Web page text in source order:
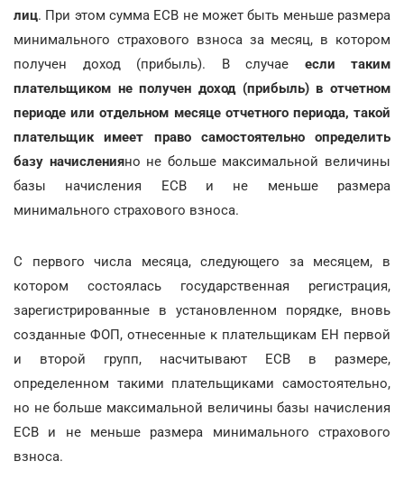
лиц. При этом сумма ЕCВ не может быть меньше размера
минимального страхового взноса за месяц, в котором
получен доход (прибыль). В случае если таким
плательщиком не получен доход (прибыль) в отчетном
периоде или отдельном месяце отчетного периода, такой
плательщик имеет право самостоятельно определить
базу начисленияно не больше максимальной величины
базы начисления ЕCВ и не меньше размера
минимального страхового взноса.
С первого числа месяца, следующего за месяцем, в
котором состоялась государственная регистрация,
зарегистрированные в установленном порядке, вновь
созданные ФОП, отнесенные к плательщикам ЕН первой
и второй групп, насчитывают ЕCВ в размере,
определенном такими плательщиками самостоятельно,
но не больше максимальной величины базы начисления
ЕCВ и не меньше размера минимального страхового
взноса.